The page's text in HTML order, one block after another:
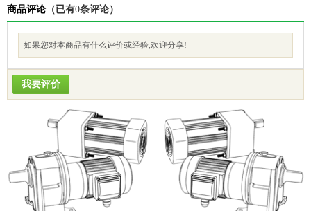
商品评论 （已有0条评论）
如果您对本商品有什么评价或经验,欢迎分享!
我要评价